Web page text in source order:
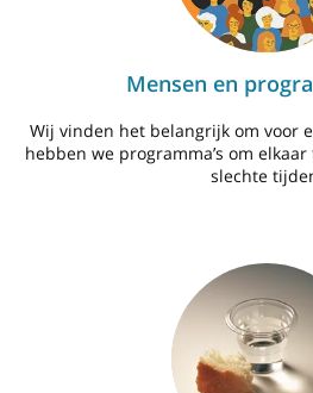
Mensen en
Wij vinden het belangrijk om voor
hebben we programma’s om
slechte